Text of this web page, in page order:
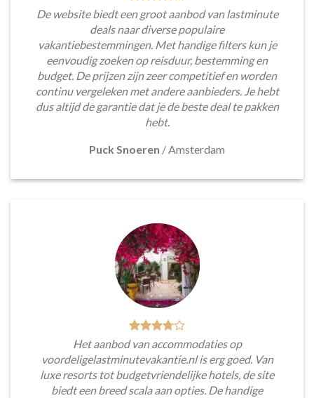
De website biedt een groot aanbod van lastminute
deals naar diverse populaire
vakantiebestemmingen. Met handige filters kun je
eenvoudig zoeken op reisduur, bestemming en
budget. De prijzen zijn zeer competitief en worden
continu vergeleken met andere aanbieders. Je hebt
dus altijd de garantie dat je de beste deal te pakken
hebt.
Puck Snoeren /Amsterdam
Het aanbod van accommodaties op
voordeligelastminutevakantie.nl is erg goed. Van
luxe resorts tot budgetvriendelijke hotels, de site
biedt een breed scala aan opties. De handige